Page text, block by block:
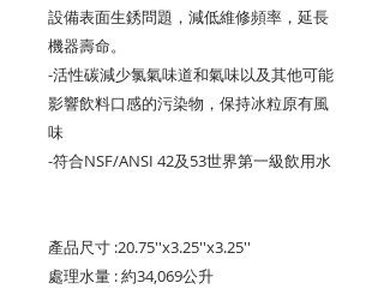
設備表面生銹問題，減低維修頻率，延長
機器壽命。
-活性碳減少氯氣味道和氣味以及其他可能
影響飲料口感的污染物，保持冰粒原有風
味
-符合NSF/ANSI 42及53世界第一級飲用水
產品尺寸 :20.75''x3.25''x3.25''
處理水量 : 約34,069公升